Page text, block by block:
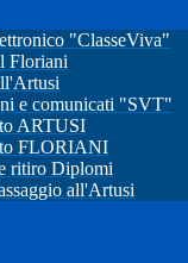
"ClasseViva"
Floriani
e comunicati "SVT"
ARTUSI
FLORIANI
ritiro Diplomi
all'Artusi